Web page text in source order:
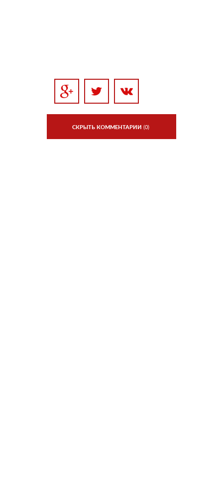
СКРЫТЬ КОММЕНТАРИИ (0)